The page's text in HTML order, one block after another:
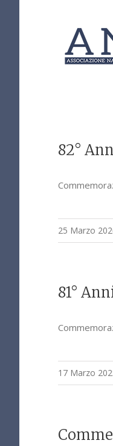
82°
25 Marzo
81°
17 Marzo